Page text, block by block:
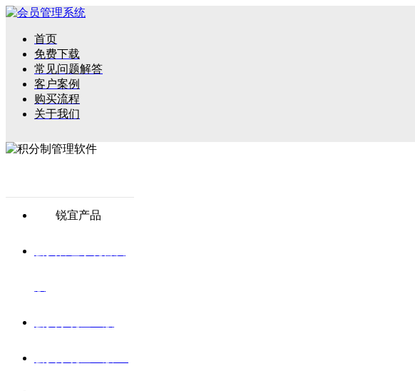
首页
免费下载
常见问题解答
客户案例
购买流程
关于我们
锐宜产品